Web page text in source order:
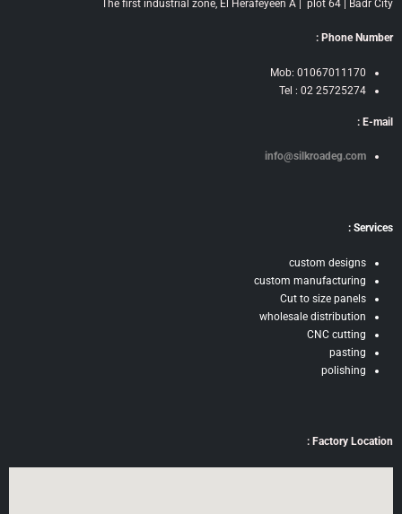
The first industrial zone, El Herafeyeen A | plot 64 | Badr City
Phone Number :
Mob: 01067011170
Tel : 02 25725274
E-mail :
info@silkroadeg.com
Services :
custom designs
custom manufacturing
Cut to size panels
wholesale distribution
CNC cutting
pasting
polishing
Factory Location :